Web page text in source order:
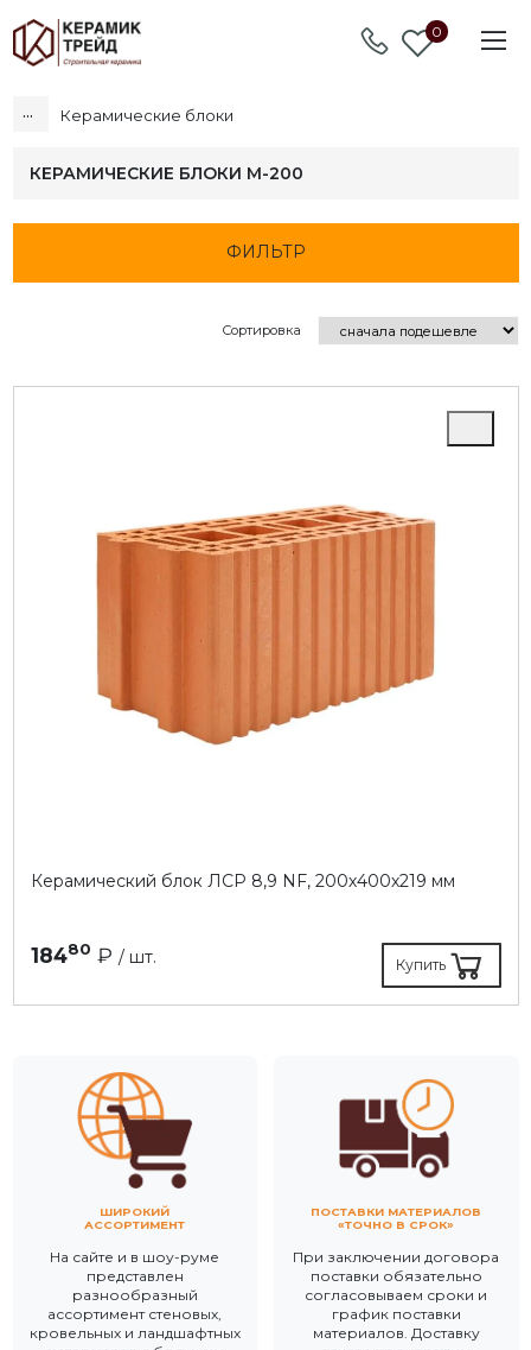
0
... Керамические блоки
КЕРАМИЧЕСКИЕ БЛОКИ М-200
ФИЛЬТР
Сортировка
Керамический блок ЛСР 8,9 NF, 200х400х219 мм
18480 ₽ / шт. Купить
ШИРОКИЙ
АССОРТИМЕНТ
На сайте и в шоу-руме
представлен
разнообразный
ассортимент стеновых,
кровельных и ландшафтных
ПОСТАВКИ МАТЕРИАЛОВ
«ТОЧНО В СРОК»
При заключении договора
поставки обязательно
согласовываем сроки и
график поставки
материалов. Доставку